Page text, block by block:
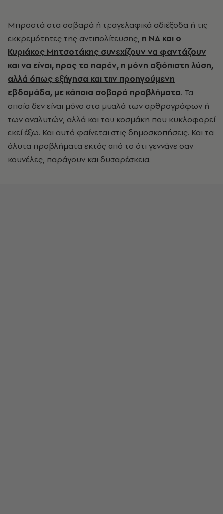
Μπροστά στα σοβαρά ή τραγελαφικά αδιέξοδα ή τις
εκκρεμότητες της αντιπολίτευσης, η ΝΔ και ο
Κυριάκος Μητσοτάκης συνεχίζουν να φαντάζουν
και να είναι, προς το παρόν, η μόνη αξιόπιστη λύση,
αλλά όπως εξήγησα και την προηγούμενη
εβδομάδα, με κάποια σοβαρά προβλήματα. Τα
οποία δεν είναι μόνο στα μυαλά των αρθρογράφων ή
των αναλυτών, αλλά και του κοσμάκη που κυκλοφορεί
εκεί έξω. Και αυτό φαίνεται στις δημοσκοπήσεις. Και τα
άλυτα προβλήματα εκτός από το ότι γεννάνε σαν
κουνέλες, παράγουν και δυσαρέσκεια.